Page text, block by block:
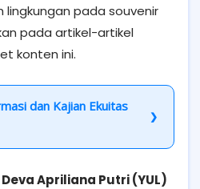
lingkungan pada souvenir
pada artikel-artikel
konten ini.
dan Kajian Ekuitas
Apriliana Putri (YUL)